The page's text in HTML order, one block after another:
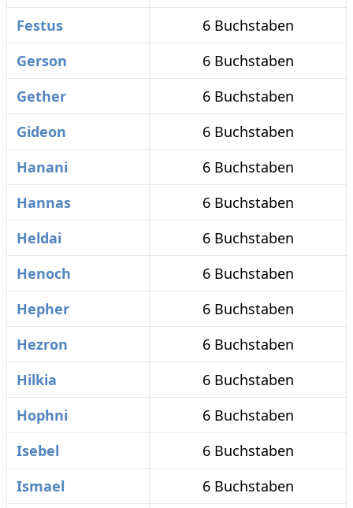
Festus
6 Buchstaben
Gerson
6 Buchstaben
Gether
6 Buchstaben
Gideon
6 Buchstaben
Hanani
6 Buchstaben
Hannas
6 Buchstaben
Heldai
6 Buchstaben
Henoch
6 Buchstaben
Hepher
6 Buchstaben
Hezron
6 Buchstaben
Hilkia
6 Buchstaben
Hophni
6 Buchstaben
Isebel
6 Buchstaben
Ismael
6 Buchstaben